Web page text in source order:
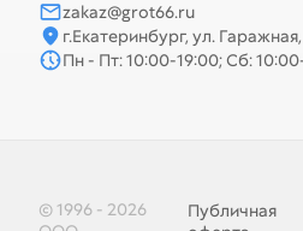
zakaz@grot66.ru
г.Екатеринбург, ул.
Пн - Пт: 10:00-19:00; Сб:
© 1996 - 2026
Публичная